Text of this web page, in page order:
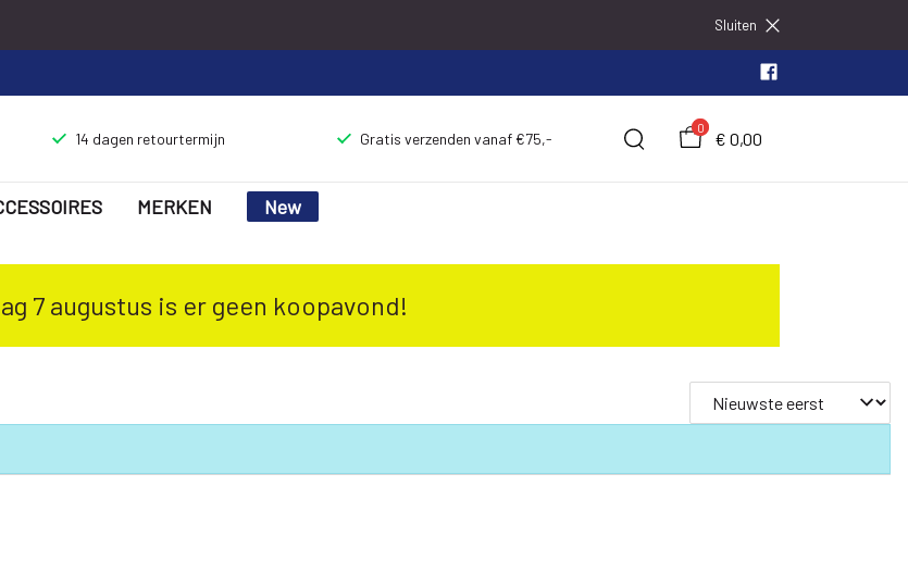
Sluiten
14 dagen retourtermijn Gratis verzenden vanaf €75,-
0
€ 0,00
MERKEN New
7 augustus is er geen koopavond!